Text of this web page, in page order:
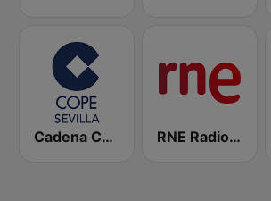
Cadena COPE Sevilla RNE Radio Nacional